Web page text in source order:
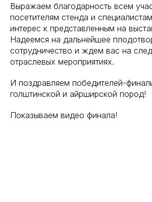
Выражаем благодарность всем
посетителям стенда и
интерес к представленным на
Надеемся на дальнейшее
сотрудничество и ждем вас на
отраслевых мероприятиях.
И поздравляем победителей-
голштинской и айрширской пород!
Показываем видео финала!